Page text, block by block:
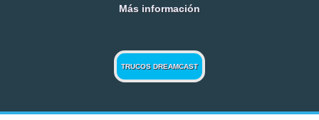
Más información
TRUCOS DREAMCAST